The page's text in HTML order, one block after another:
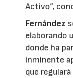
Activo”,
Fernández
elaborando
donde ha
inminente
que